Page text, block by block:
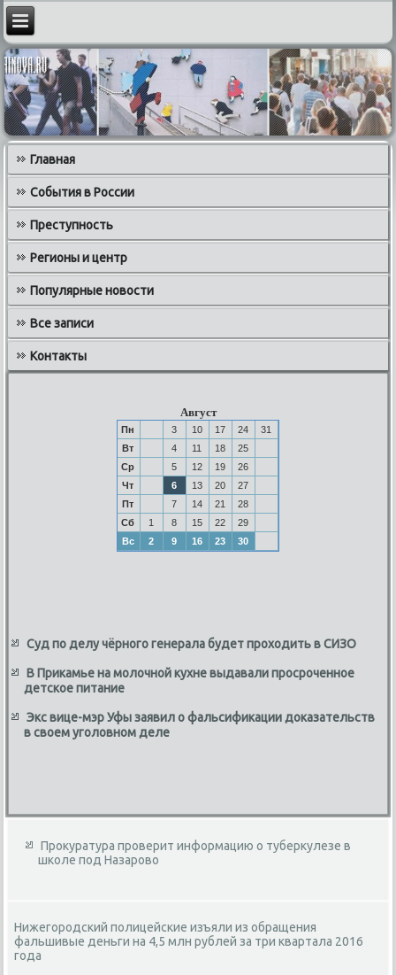
Главная
События в России
Преступность
Регионы и центр
Популярные новости
Все записи
Контакты
Август
Пн 3 10 17 24
31
Вт
4 11 18
25
Ср
5 12 19
26
Чт
6 13 20
27
Пт
7 14 21
28
Сб
1 8 15 22
29
Вс
2 9 16 23 30
Суд по делу чёрного генерала будет проходить в СИЗО
В Прикамье на молочной кухне выдавали просроченное
детское питание
Экс вице-мэр Уфы заявил о фальсификации доказательств
в своем уголовном деле
Прокуратура проверит информацию о туберкулезе в
школе под Назарово
Нижегородский полицейские изъяли из обращения
фальшивые деньги на 4,5 млн рублей за три квартала 2016
года